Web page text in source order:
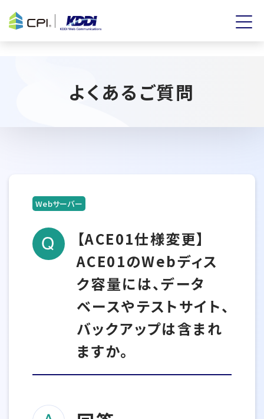
よくあるご質問
Webサーバー
【ACE01仕様変更】
ACE01のWebディス
ク容量には、データ
ベースやテストサイト、
バックアップは含まれ
ますか。